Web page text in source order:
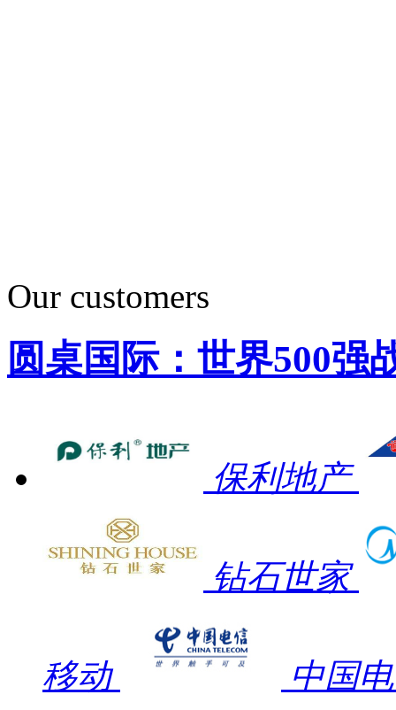
Our customers
圆桌国际：世界500强
保利地产
钻石世家
移动 中国